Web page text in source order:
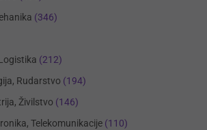
(346)
(212)
Rudarstvo (194)
Živilstvo (146)
Telekomunikacije (110)